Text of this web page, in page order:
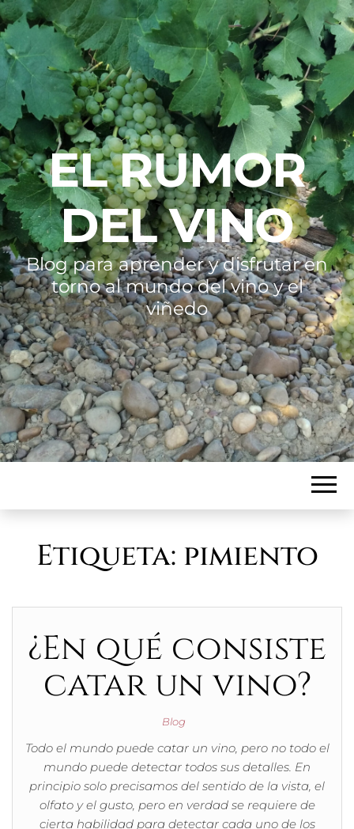
EL RUMOR
DEL VINO
Blog para aprender y disfrutar en
torno al mundo del vino y el
viñedo
Etiqueta: pimiento
¿En qué consiste
catar un vino?
Blog
Todo el mundo puede catar un vino, pero no todo el
mundo puede detectar todos sus detalles. En
principio solo precisamos del sentido de la vista, el
olfato y el gusto, pero en verdad se requiere de
cierta habilidad para detectar cada uno de los